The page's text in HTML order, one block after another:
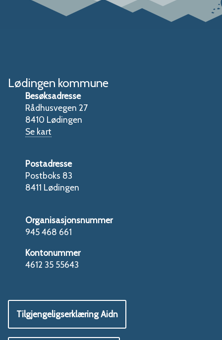
Lødingen kommune
Besøksadresse
Rådhusvegen 27
8410 Lødingen
Se kart
Postadresse
Postboks 83
8411 Lødingen
Organisasjonsnummer
945 468 661
Kontonummer
4612 35 55643
Tilgjengeligserklæring Aidn